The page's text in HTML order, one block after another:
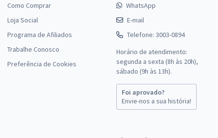
Como Comprar
Loja Social
Programa de Afiliados
Trabalhe Conosco
Preferência de Cookies
WhatsApp
E-mail
Telefone: 3003-0894
Horário de atendimento:
segunda a sexta (8h às 20h),
sábado (9h às 13h).
Foi aprovado?
Envie-nos a sua história!